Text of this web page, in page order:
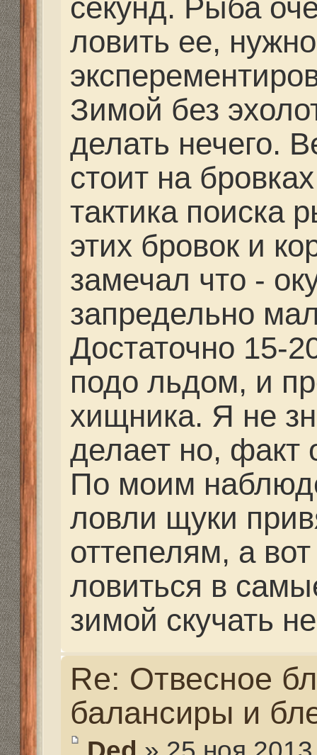
Re: Отвесное
балансиры и блесна.
Ded» 25 ноя 2013, 22:52
ВОТ
МОЛОТКОВСКОЙ
ПРОИСХОДИЛА НА
БАЛАНСИР.
КАЧЕСТВО ФОТО
ЧТО СЪЕМКА БЫЛА
Для того, чтобы
зарегистрируйтесь.
Re: Отвесное
балансиры и блесна.
Alex44 » 03 дек 2013,
Видно, что не
Re: Отвесное
балансиры и блесна.
Ded» 03 дек 2013, 20:25
ВЫ НЕ ПРАВЫ,